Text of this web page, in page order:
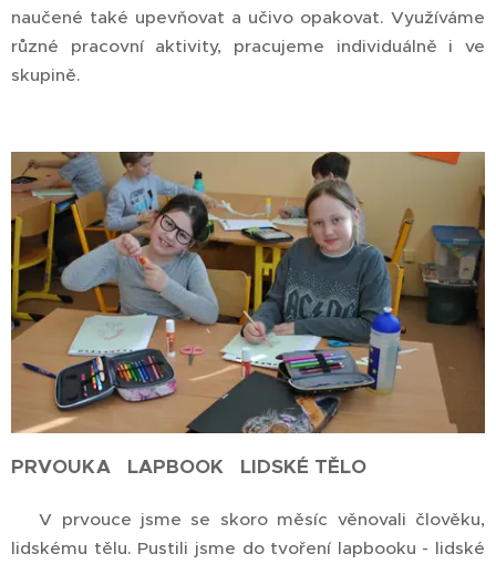
naučené také upevňovat a učivo opakovat. Využíváme
různé pracovní aktivity, pracujeme individuálně i ve
skupině.
PRVOUKA LAPBOOK LIDSKÉ TĚLO
V prvouce jsme se skoro měsíc věnovali člověku,
lidskému tělu. Pustili jsme do tvoření lapbooku - lidské